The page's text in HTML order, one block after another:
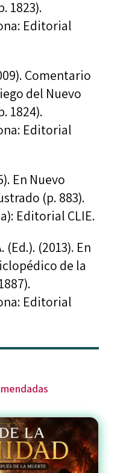
1823).
Editorial
Comentario
del Nuevo
1824).
Editorial
En Nuevo
(p. 883).
Editorial CLIE.
(Ed.). (2013). En
de la
Editorial